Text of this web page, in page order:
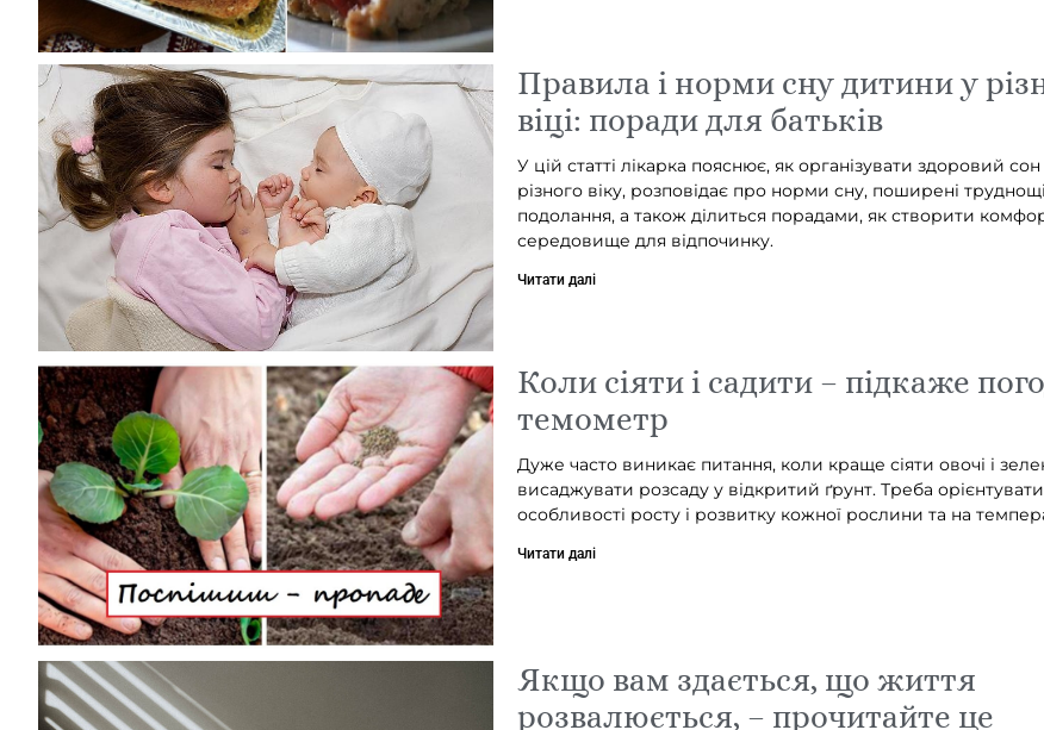
Правила і норми сну дитини у
віці: поради для батьків
У цій статті лікарка пояснює, як організувати здоровий сон
різного віку, розповідає про норми сну, поширені
подолання, а також ділиться порадами, як створити
середовище для відпочинку.
Читати далі
Коли сіяти і садити – підкаже
темометр
Дуже часто виникає питання, коли краще сіяти овочі і
висаджувати розсаду у відкритий ґрунт. Треба
особливості росту і розвитку кожної рослини та на
Читати далі
Якщо вам здається, що життя
розвалюється, – прочитайте це